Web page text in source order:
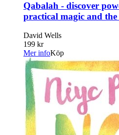
Qabalah - discover
practical magic and the
David Wells
199 kr
Mer infoKöp